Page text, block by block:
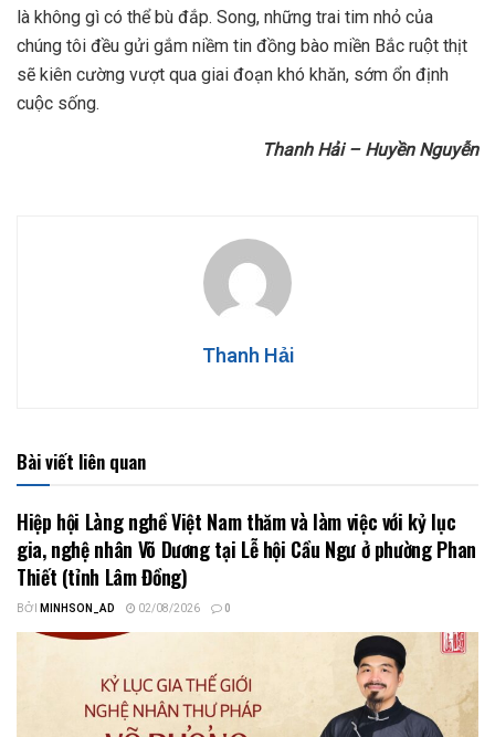
là không gì có thể bù đắp. Song, những trai tim nhỏ của
chúng tôi đều gửi gắm niềm tin đồng bào miền Bắc ruột thịt
sẽ kiên cường vượt qua giai đoạn khó khăn, sớm ổn định
cuộc sống.
Thanh Hải – Huyền Nguyễn
Thanh Hải
Bài viết liên quan
Hiệp hội Làng nghề Việt Nam thăm và làm việc với kỷ lục
gia, nghệ nhân Võ Dương tại Lễ hội Cầu Ngư ở phường Phan
Thiết (tỉnh Lâm Đồng)
BỞI MINHSON_AD 02/08/2026 0